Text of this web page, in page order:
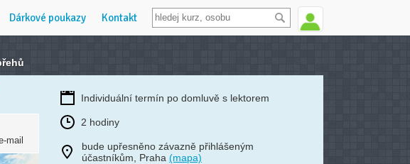
Dárkové poukazy Kontakt
mail
Individuální termín po domluvě s lektorem
2 hodiny
bude upřesněno závazně přihlášeným
účastníkům, Praha (mapa)